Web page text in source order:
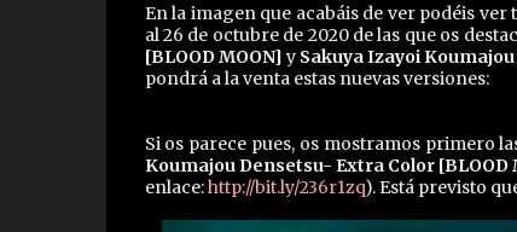
En la imagen que acabáis de ver podéis
al 26 de octubre de 2020 de las que os
[BLOOD MOON]y Sakuya Izayoi
pondrá a la venta estas nuevas versiones:
Si os parece pues, os mostramos primero
Koumajou Densetsu- Extra Color [BLOOD
enlace:http://bit.ly/236r1zq). Está previsto